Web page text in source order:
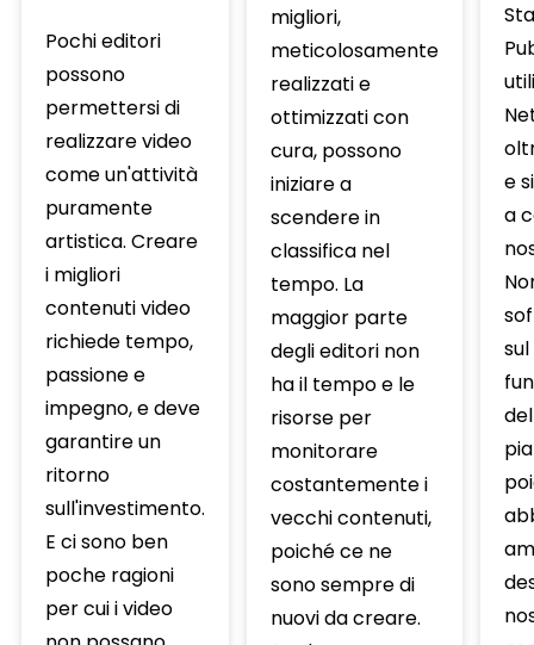
Pochi editori
possono
permettersi di
realizzare video
come un'attività
puramente
artistica. Creare
i migliori
contenuti video
richiede tempo,
passione e
impegno, e deve
garantire un
ritorno
sull'investimento.
E ci sono ben
poche ragioni
per cui i video
migliori,
meticolosamente
realizzati e
ottimizzati con
cura, possono
iniziare a
scendere in
classifica nel
tempo. La
maggior parte
degli editori non
ha il tempo e le
risorse per
monitorare
costantemente i
vecchi contenuti,
poiché ce ne
sono sempre di
nuovi da creare.
e
a
sul